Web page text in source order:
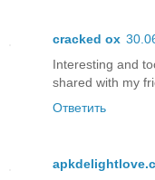
cracked ox
Interesting and
shared with my
Ответить